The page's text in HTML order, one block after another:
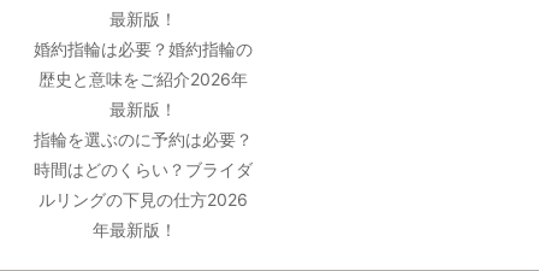
最新版！
婚約指輪は必要？婚約指輪の
歴史と意味をご紹介2026年
最新版！
指輪を選ぶのに予約は必要？
時間はどのくらい？ブライダ
ルリングの下見の仕方2026
年最新版！